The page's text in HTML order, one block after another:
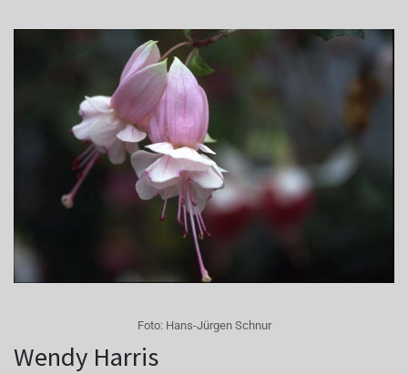
Foto: Hans-Jürgen Schnur
Wendy Harris